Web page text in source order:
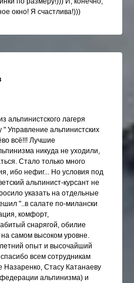
окно! Я счастлива!)))
альпинистского лагеря
Управление альпинистских
всё!!! Лучшие
никуда не уходили,
Стало только много
ибо нефиг... Но условия под
альпинист-курсант не
указать на отдельные
"..в салате по-милански
комфорт,
снарягой, обилие
самом высоком уровне.
опыт и высочайший
всем сотрудникам
Назаренко, Стасу Катанаеву
альпинизма) и